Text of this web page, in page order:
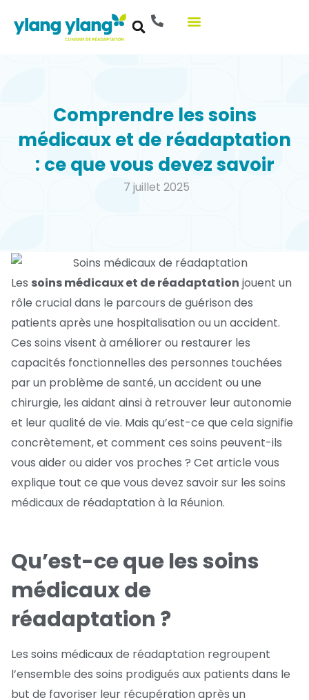
Comprendre les soins
médicaux et de réadaptation
: ce que vous devez savoir
7 juillet 2025
Les soins médicaux et de réadaptation jouent un
rôle crucial dans le parcours de guérison des
patients après une hospitalisation ou un accident.
Ces soins visent à améliorer ou restaurer les
capacités fonctionnelles des personnes touchées
par un problème de santé, un accident ou une
chirurgie, les aidant ainsi à retrouver leur autonomie
et leur qualité de vie. Mais qu’est-ce que cela signifie
concrètement, et comment ces soins peuvent-ils
vous aider ou aider vos proches ? Cet article vous
explique tout ce que vous devez savoir sur les soins
médicaux de réadaptation à la Réunion.
Qu’est-ce que les soins
médicaux de
réadaptation ?
Les soins médicaux de réadaptation regroupent
l’ensemble des soins prodigués aux patients dans le
but de favoriser leur récupération après un